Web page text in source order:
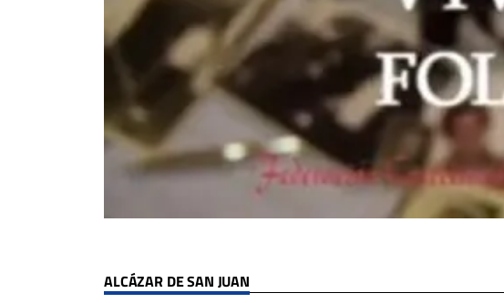
ALCÁZAR DE SAN JUAN